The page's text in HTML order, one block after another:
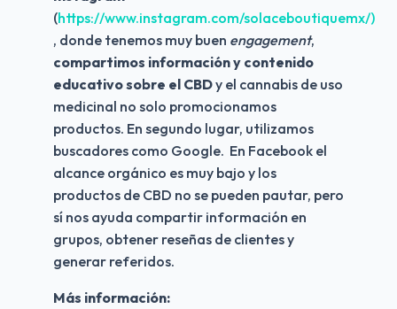
(https://www.instagram.com/solaceboutiquemx/)
, donde tenemos muy buen engagement
compartimos información y contenido
educativo sobre el CBD y el cannabis de uso
medicinal no solo promocionamos
productos. En segundo lugar, utilizamos
buscadores como Google.  En Facebook el
alcance orgánico es muy bajo y los
productos de CBD no se pueden pautar, pero
sí nos ayuda compartir información en
grupos, obtener reseñas de clientes y
generar referidos.
Más información: